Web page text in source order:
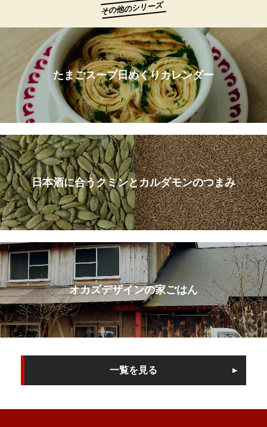
その他のシリーズ
たまごスープ日めくりカレンダー
日本酒に合うクミンとカルダモンのつまみ
オカズデザインの家ごはん
一覧を見る